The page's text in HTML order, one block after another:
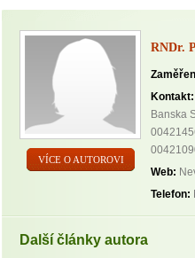
VÍCE O AUTOROVI
RNDr.
Kontakt:
Banska
Web:
Telefon:
Další články autora